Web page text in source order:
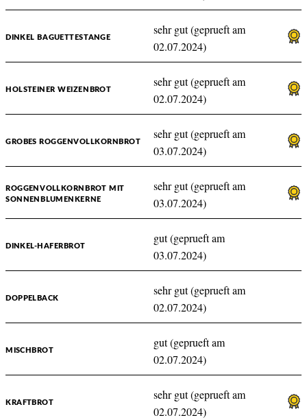
DINKEL BAGUETTESTANGE
sehr gut (geprueft am
02.07.2024)
HOLSTEINER WEIZENBROT
sehr gut (geprueft am
02.07.2024)
GROBES ROGGENVOLLKORNBROT
sehr gut (geprueft am
03.07.2024)
ROGGENVOLLKORNBROT MIT
SONNENBLUMENKERNE
sehr gut (geprueft am
03.07.2024)
DINKEL-HAFERBROT
gut (geprueft am
03.07.2024)
DOPPELBACK
sehr gut (geprueft am
02.07.2024)
MISCHBROT
gut (geprueft am
02.07.2024)
KRAFTBROT
sehr gut (geprueft am
02.07.2024)